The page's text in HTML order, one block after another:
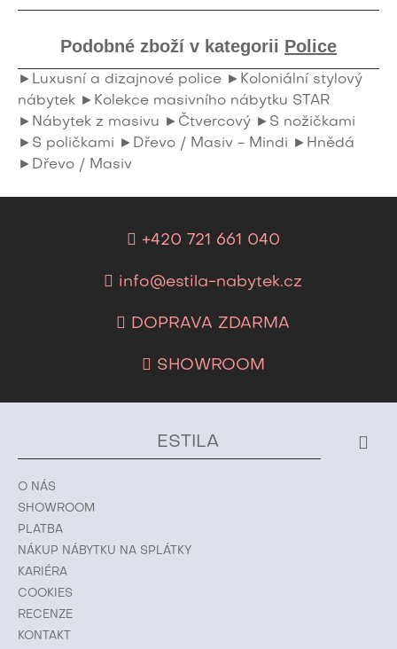
Podobné zboží v kategorii Police
►Luxusní a dizajnové police ►Koloniální stylový
nábytek ►Kolekce masivního nábytku STAR
►Nábytek z masivu ►Čtvercový ►S nožičkami
►S poličkami ►Dřevo / Masiv - Mindi ►Hnědá
►Dřevo / Masiv
+420 721 661 040
info@estila-nabytek.cz
DOPRAVA ZDARMA
SHOWROOM
ESTILA
O NÁS
SHOWROOM
PLATBA
NÁKUP NÁBYTKU NA SPLÁTKY
KARIÉRA
COOKIES
RECENZE
KONTAKT